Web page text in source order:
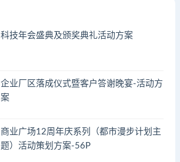
科技年会盛典及颁奖典礼活动方案
企业厂区落成仪式暨客户答谢晚宴-活动方
案
商业广场12周年庆系列（都市漫步计划主
题）活动策划方案-56P